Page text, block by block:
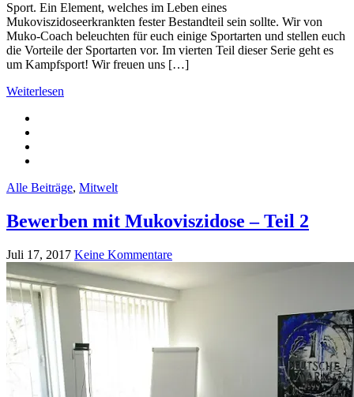
Sport. Ein Element, welches im Leben eines
Mukoviszidoseerkrankten fester Bestandteil sein sollte. Wir von
Muko-Coach beleuchten für euch einige Sportarten und stellen euch
die Vorteile der Sportarten vor. Im vierten Teil dieser Serie geht es
um Kampfsport! Wir freuen uns […]
Weiterlesen
Alle Beiträge, Mitwelt
Bewerben mit Mukoviszidose – Teil 2
Juli 17, 2017 Keine Kommentare